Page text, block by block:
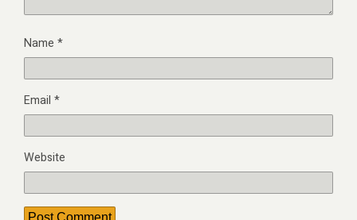
Name *
Email *
Website